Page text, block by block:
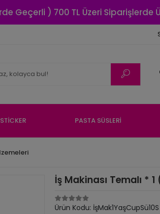
Geçerli ) 700 TL Üzeri Siparişlerde
PASTA SÜSLERİ
İş Makinası Temalı *
Ürün Kodu: İşMak1YaşCupSü10S